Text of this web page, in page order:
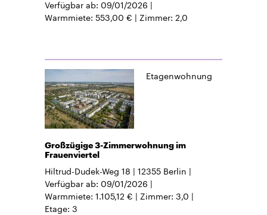
Verfügbar ab 09/01/2026
Warmmiete 553,00 € Zimmer 2,0
Etagenwohnung
Großzügige 3-Zimmerwohnung im
Frauenviertel
Hiltrud-Dudek-Weg 18 12355 Berlin
Verfügbar ab 09/01/2026
Warmmiete 1.105,12 € Zimmer 3,0
Etage 3